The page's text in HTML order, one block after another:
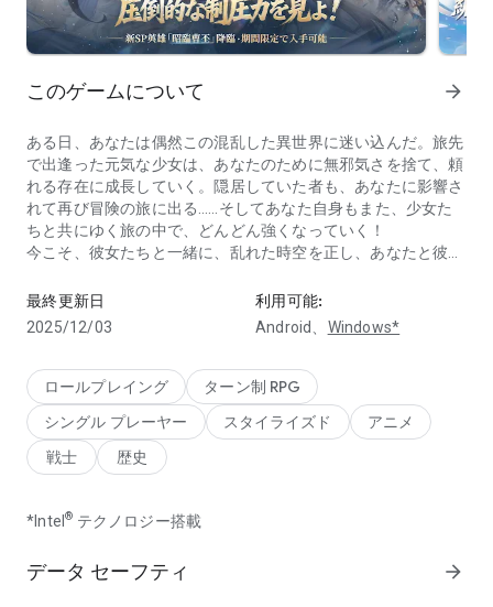
このゲームについて arrow_forward
ある日、あなたは偶然この混乱した異世界に迷い込んだ。旅先
で出逢った元気な少女は、あなたのために無邪気さを捨て、頼
れる存在に成長していく。隠居していた者も、あなたに影響さ
れて再び冒険の旅に出る……そしてあなた自身もまた、少女た
ちと共にゆく旅の中で、どんどん強くなっていく！
今こそ、彼女たちと一緒に、乱れた時空を正し、あなたと彼女
【異世界ファンタジー 逆襲して最強を目指す】
弱いダメダメ城主から、すべてを支配する不敗の帝王へ
【新英雄登場】
全能サポーター「凛煜劉備」が新登場。あなたと共に戦局を覆
す！
期間限定ガチャが開催中。入手確率アップ！
【少女覚醒 全員UR】
全キャラがURに突破できる。あなたの推しが最強になる！
最終更新日
2025/12/03
利用可能:
Android、 Windows*
ロールプレイング
ターン制 RPG
シングル プレーヤー
スタイライズド
アニメ
戦士
歴史
*Intel® テクノロジー搭載
データ セーフティ arrow_forward